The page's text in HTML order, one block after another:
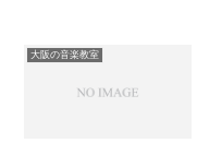
大阪の音楽教室